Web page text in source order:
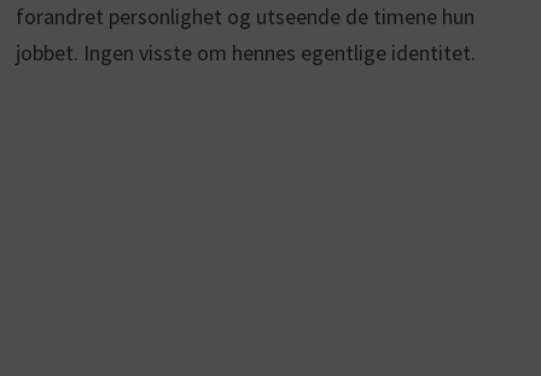
forandret personlighet og utseende de timene hun
jobbet. Ingen visste om hennes egentlige identitet.